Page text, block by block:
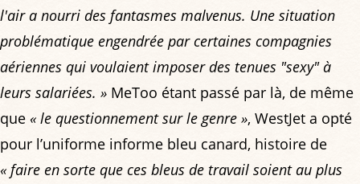
l'air a nourri des fantasmes malvenus. Une situation
problématique engendrée par certaines compagnies
aériennes qui voulaient imposer des tenues "sexy" à
leurs salariées. » MeToo étant passé par là, de même
que « le questionnement sur le genre », WestJet a opté
pour l’uniforme informe bleu canard, histoire de
« faire en sorte que ces bleus de travail soient au plus